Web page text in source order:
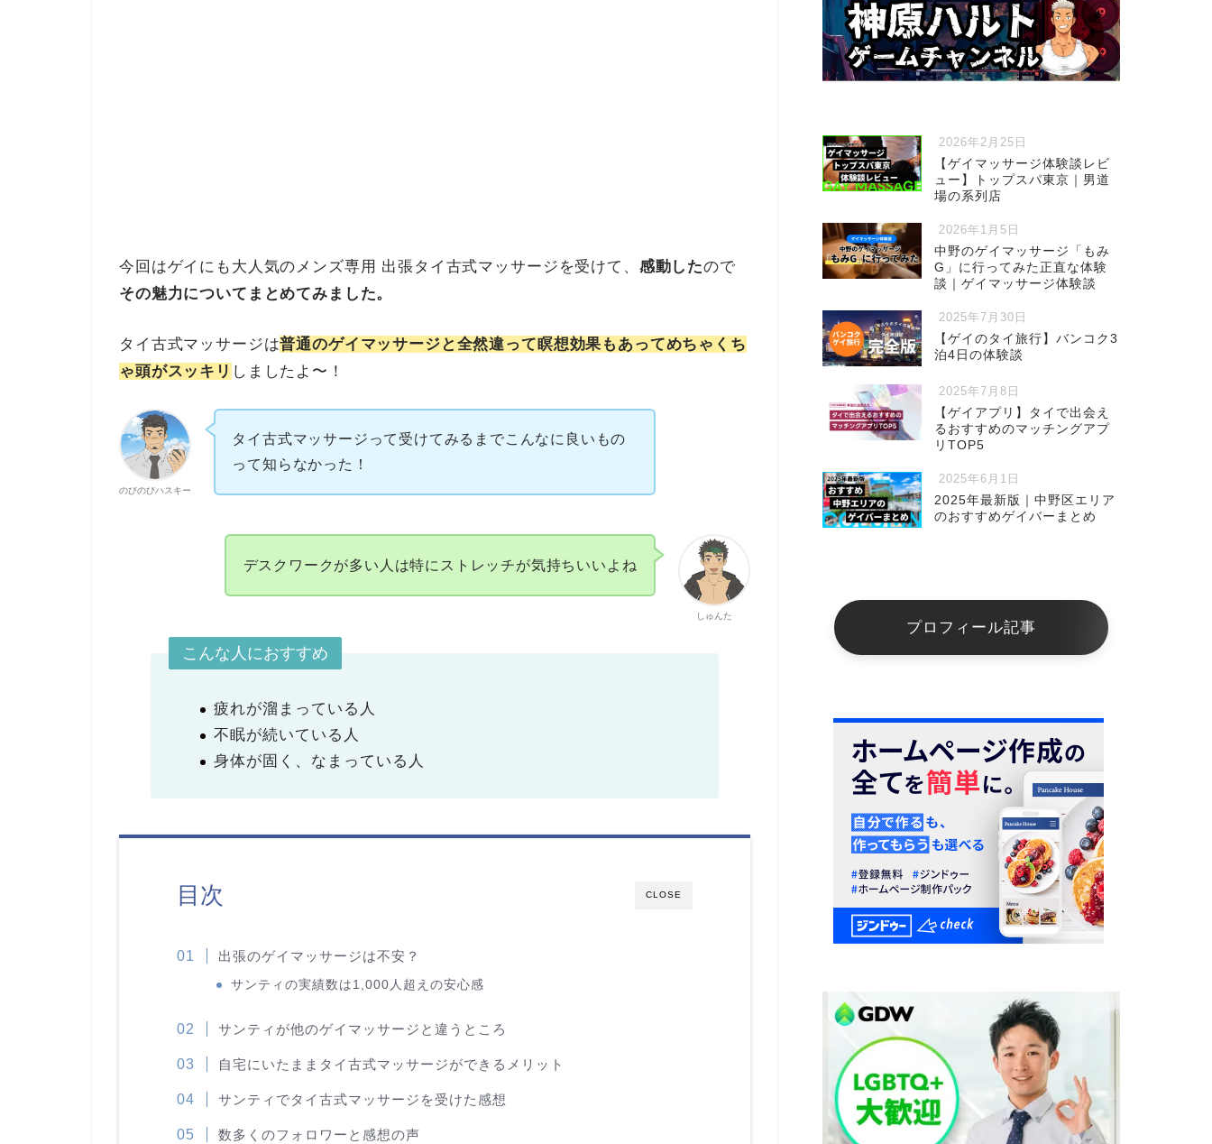
今回はゲイにも大人気のメンズ専用 出張タイ古式マッサージを受けて、 感動したので
その魅力についてまとめてみました。
タイ古式マッサージは普通のゲイマッサージと全然違って瞑想効果もあってめちゃくち
ゃ頭がスッキリ しましたよ〜！
のびのびハスキー
タイ古式マッサージって受けてみるまでこんなに良いもの
って知らなかった！
しゅんた
デスクワークが多い人は特にストレッチが気持ちいいよね
こんな人におすすめ
疲れが溜まっている人
不眠が続いている人
身体が固く、なまっている人
CLOSE
目次
出張のゲイマッサージは不安？
サンティの実績数は1,000人超えの安心感
サンティが他のゲイマッサージと違うところ
自宅にいたままタイ古式マッサージができるメリット
サンティでタイ古式マッサージを受けた感想
数多くのフォロワーと感想の声
2026年2月25日
【ゲイマッサージ体験談レビ
ュー】トップスパ東京｜男道
場の系列店
2026年1月5日
中野のゲイマッサージ「もみ
G」に行ってみた正直な体験
談｜ゲイマッサージ体験談
2025年7月30日
【ゲイのタイ旅行】バンコク3
泊4日の体験談
2025年7月8日
【ゲイアプリ】タイで出会え
るおすすめのマッチングアプ
リTOP5
2025年6月1日
2025年最新版｜中野区エリア
のおすすめゲイバーまとめ
プロフィール記事